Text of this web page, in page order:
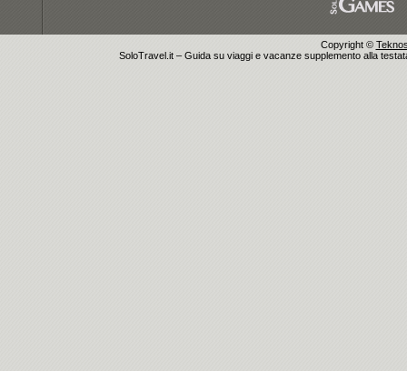
Copyright ©
SoloTravel.it – Guida su viaggi e vacanze supplemento alla